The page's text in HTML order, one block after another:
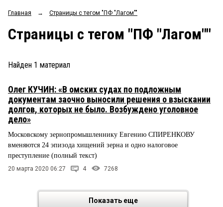
ОБЩЕСТВО
ЗАКОН
НОВОСТИ КОМПАНИЙ
СТИЛЬ ЖИЗНИ
Мнения
Рейтинги
Главная → Страницы c тегом "ПФ "Лагом""
Страницы c тегом "ПФ "Лагом""
Найден 1 материал
Олег КУЧИН: «В омских судах по подложным
документам заочно выносили решения о взыскании
долгов, которых не было. Возбуждено уголовное
дело»
Московскому зернопромышленнику Евгению СПИРЕНКОВУ
вменяются 24 эпизода хищений зерна и одно налоговое
преступление (полный текст)
20 марта 2020 06:27 4 7268
Показать еще